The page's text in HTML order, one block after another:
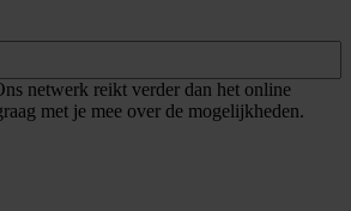
netwerk reikt verder dan het online
met je mee over de mogelijkheden.